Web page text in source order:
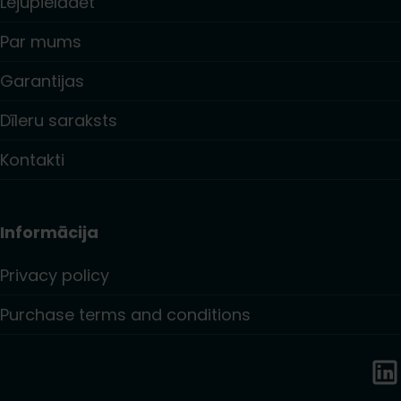
Par mums
Garantijas
Dīleru saraksts
Kontakti
Informācija
Privacy policy
Purchase terms and conditions